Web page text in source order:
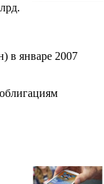
в январе 2007